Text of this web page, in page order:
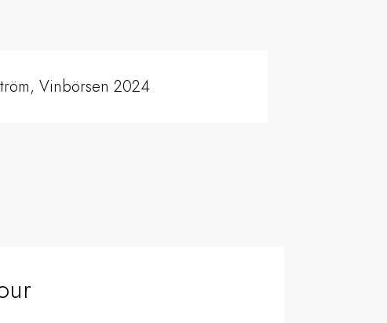
Vinbörsen 2024